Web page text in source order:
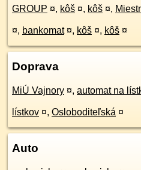
GROUP ¤, kôš ¤, kôš ¤,
¤, bankomat ¤, kôš ¤, kôš ¤
Doprava
MiÚ Vajnory ¤, automat na
lístkov ¤, Osloboditeľská ¤
Auto